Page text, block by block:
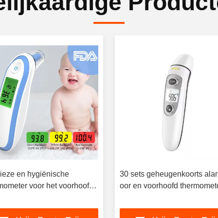
en hygiënische
voor het voorhoofd
30 sets geheugenkoorts
oor en voorhoofd